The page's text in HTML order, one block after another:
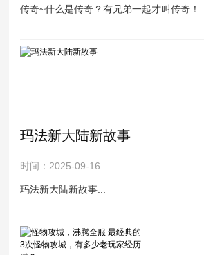
传奇~什么是传奇？有兄弟一起才叫传奇！...
玛法新大陆新故事
时间：2025-09-16
玛法新大陆新故事...